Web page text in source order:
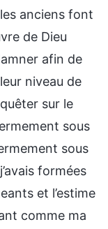
anciens font
de Dieu
afin de
niveau de
sur le
sous
sous
formées
et l’estime
comme ma